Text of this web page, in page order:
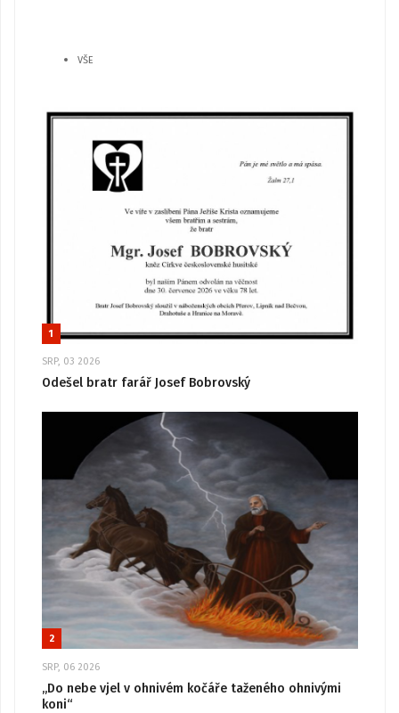
VŠE
1
SRP, 03 2026
Odešel bratr farář Josef Bobrovský
2
SRP, 06 2026
„Do nebe vjel v ohnivém kočáře taženého ohnivými
koni“